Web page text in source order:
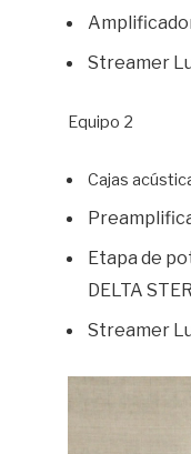
Streamer
Equipo 2
Cajas
Etapa de
DELTA
Streamer